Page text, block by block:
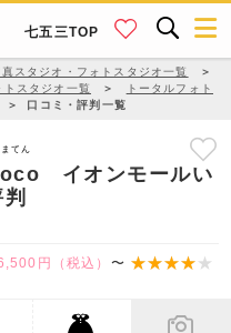
七五三TOP
スタジオ・フォトスタジオ一覧
＞
スタジオ一覧
＞
トータルフォト
＞ 口コミ・評判一覧
てん
イオンモールい
円（税込） 〜